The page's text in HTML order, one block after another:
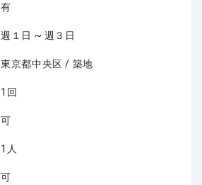
有
週１日 ~ 週３日
東京都中央区 / 築地
1回
可
1人
可